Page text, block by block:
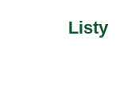
Listy